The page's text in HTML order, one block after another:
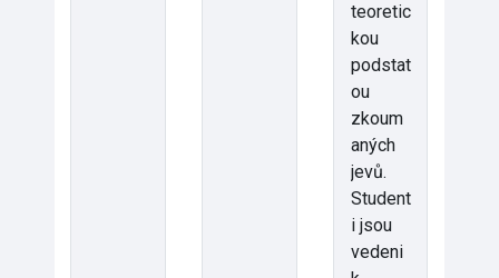
teoretic
kou
podstat
ou
zkoum
aných
jevů.
Student
i jsou
vedeni